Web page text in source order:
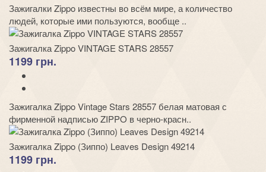
Зажигалки Zippo известны во всём мире, а количество
людей, которые ими пользуются, вообще ..
Зажигалка Zippo VINTAGE STARS 28557
1199 грн.
Зажигалка Zippo Vintage Stars 28557 белая матовая с
фирменной надписью ZIPPO в черно-красн..
Зажигалка Zippo (Зиппо) Leaves Design 49214
1199 грн.